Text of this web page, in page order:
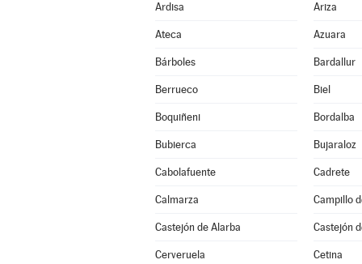
Ardisa Ariza
Ateca Azuara
Bárboles Bardallur
Berrueco Biel
Boquiñeni Bordalba
Bubierca Bujaraloz
Cabolafuente Cadrete
Calmarza Campillo
Castejón de Alarba Castejón
Cerveruela Cetina